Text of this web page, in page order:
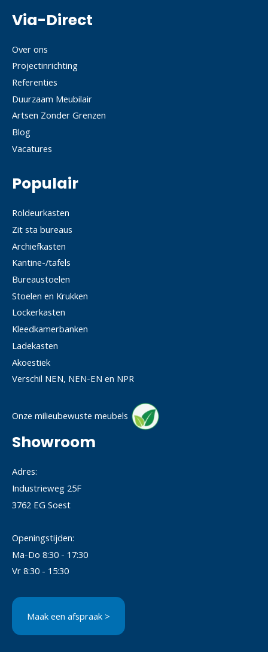
Via-Direct
Over ons
Projectinrichting
Referenties
Duurzaam Meubilair
Artsen Zonder Grenzen
Blog
Vacatures
Populair
Roldeurkasten
Zit sta bureaus
Archiefkasten
Kantine-/tafels
Bureaustoelen
Stoelen en Krukken
Lockerkasten
Kleedkamerbanken
Ladekasten
Akoestiek
Verschil NEN, NEN-EN en NPR
Onze milieubewuste meubels
Showroom
Adres:
Industrieweg 25F
3762 EG Soest
Openingstijden:
Ma-Do 8:30 - 17:30
Vr 8:30 - 15:30
Maak een afspraak >